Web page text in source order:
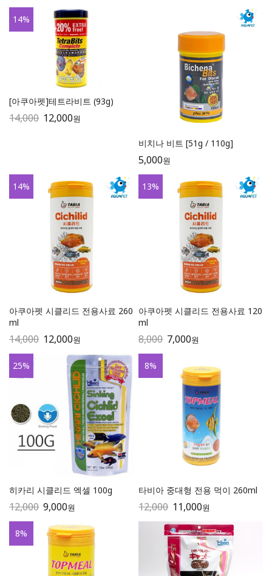
14%
[아쿠아펫]테트라비트 (93g)
14,000 12,000원
비치나 비트 [51g / 110g]
5,000원
14%
아쿠아펫 시클리드 전용사료 260
ml
14,000 12,000원
13%
아쿠아펫 시클리드 전용사료 120
ml
8,000 7,000원
25%
히카리 시클리드 엑셀 100g
12,000 9,000원
8%
타비아 중대형 전용 먹이 260ml
12,000 11,000원
8%